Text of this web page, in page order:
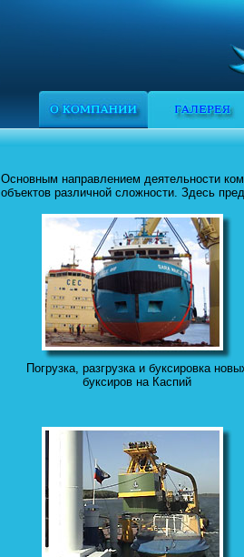
Основным направлением деятельности
объектов различной сложности. Здесь
Погрузка, разгрузка и буксировка
буксиров на Каспий